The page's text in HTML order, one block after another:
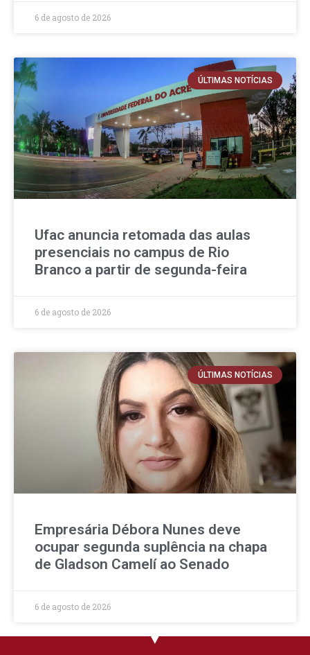
6 de agosto de 2026
ÚLTIMAS NOTÍCIAS
Ufac anuncia retomada das aulas
presenciais no campus de Rio
Branco a partir de segunda-feira
6 de agosto de 2026
ÚLTIMAS NOTÍCIAS
Empresária Débora Nunes deve
ocupar segunda suplência na chapa
de Gladson Camelí ao Senado
6 de agosto de 2026